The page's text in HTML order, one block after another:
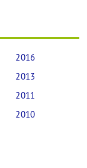
2016
2013
2011
2010